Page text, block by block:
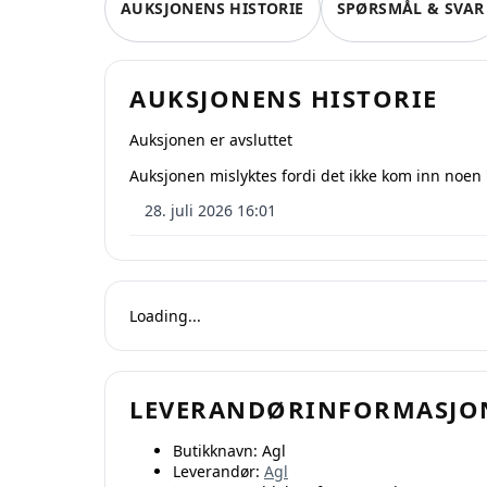
AUKSJONENS HISTORIE SPØRSMÅL & SVAR
AUKSJONENS HISTORIE
Auksjonen er avsluttet
Auksjonen mislyktes fordi det ikke kom inn noen
28. juli 2026 16:01
Loading...
Butikknavn: Agl
Leverandør: Agl